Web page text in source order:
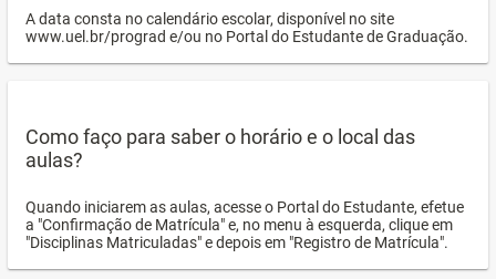
A data consta no calendário escolar, disponível no site
www.uel.br/prograd e/ou no Portal do Estudante de Graduação.
Como faço para saber o horário e o local das
aulas?
Quando iniciarem as aulas, acesse o Portal do Estudante, efetue
a "Confirmação de Matrícula" e, no menu à esquerda, clique em
"Disciplinas Matriculadas" e depois em "Registro de Matrícula".